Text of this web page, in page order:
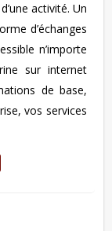
activité. Un
d’échanges
n’importe
sur internet
de base,
vos services